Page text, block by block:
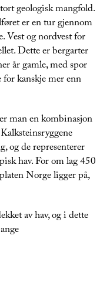
geologisk mangfold.
er en tur gjennom
Vest og nordvest for
Dette er bergarter
år gamle, med spor
kanskje mer enn
man en kombinasjon
og de representerer
hav. For om lag 450
Norge ligger på,
av hav, og i dette